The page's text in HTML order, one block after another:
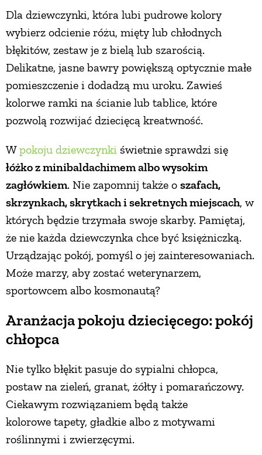
Dla dziewczynki, która lubi pudrowe kolory
wybierz odcienie różu, mięty lub chłodnych
błękitów, zestaw je z bielą lub szarością.
Delikatne, jasne bawry powiększą optycznie małe
pomieszczenie i dodadzą mu uroku. Zawieś
kolorwe ramki na ścianie lub tablice, które
pozwolą rozwijać dziecięcą kreatwność.
Wpokoju dziewczynki świetnie sprawdzi się
łóżko z minibaldachimem albo wysokim
zagłówkiem. Nie zapomnij także o szafach,
skrzynkach, skrytkach i sekretnych miejscach, w
których będzie trzymała swoje skarby. Pamiętaj,
że nie każda dziewczynka chce być księżniczką.
Urządzając pokój, pomyśl o jej zainteresowaniach.
Może marzy, aby zostać weterynarzem,
sportowcem albo kosmonautą?
Aranżacja pokoju dziecięcego: pokój
chłopca
Nie tylko błękit pasuje do sypialni chłopca,
postaw na zieleń, granat, żółty i pomarańczowy.
Ciekawym rozwiązaniem będą także
kolorowe tapety, gładkie albo z motywami
roślinnymi i zwierzęcymi.